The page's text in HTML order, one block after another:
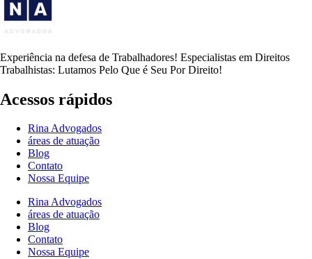
Experiência na defesa de Trabalhadores! Especialistas em Direitos
Trabalhistas: Lutamos Pelo Que é Seu Por Direito!
Acessos rápidos
Rina Advogados
áreas de atuação
Blog
Contato
Nossa Equipe
Rina Advogados
áreas de atuação
Blog
Contato
Nossa Equipe